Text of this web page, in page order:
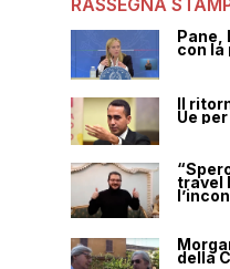
RASSEGNA
Pane,
con la
Il
Ue
travel
della